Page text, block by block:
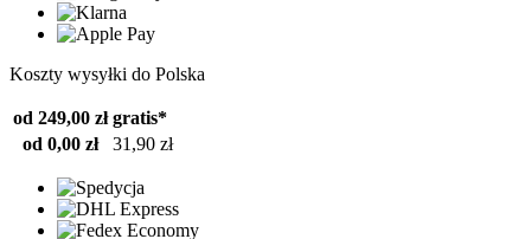
Koszty wysyłki do Polska
od 249,00 zł gratis*
od 0,00 zł
31,90 zł